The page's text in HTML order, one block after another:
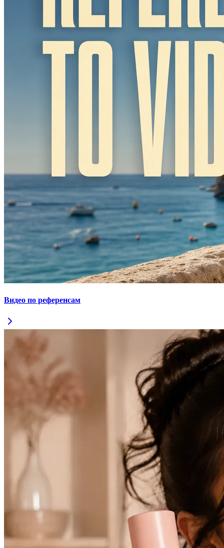
Видео по референсам